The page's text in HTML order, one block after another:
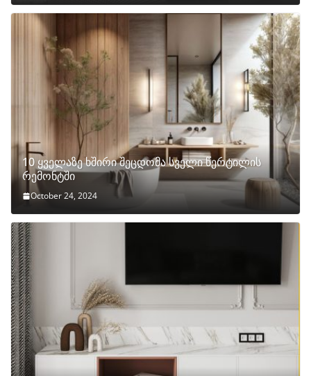
10 ყველაზე ხშირი შეცდომა სველი წერტილის
რემონტში
October 24, 2024